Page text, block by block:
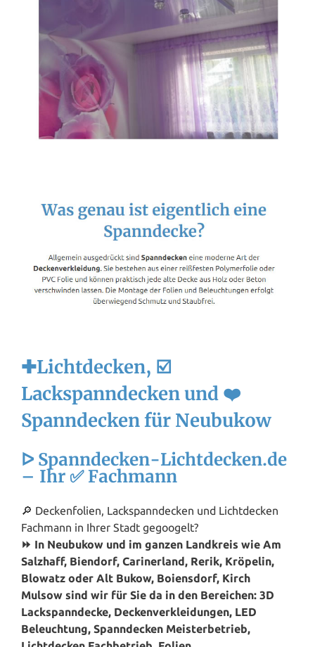
✚Lichtdecken, ☑️
Lackspanndecken und ❤️
Spanndecken für Neubukow
ᐅ Spanndecken-Lichtdecken.de
– Ihr ✅ Fachmann
🔎 Deckenfolien, Lackspanndecken und Lichtdecken
Fachmann in Ihrer Stadt gegoogelt?
⏩ In Neubukow und im ganzen Landkreis wie Am
Salzhaff, Biendorf, Carinerland, Rerik, Kröpelin,
Blowatz oder Alt Bukow, Boiensdorf, Kirch
Mulsow sind wir für Sie da in den Bereichen: 3D
Lackspanndecke, Deckenverkleidungen, LED
Beleuchtung, Spanndecken Meisterbetrieb,